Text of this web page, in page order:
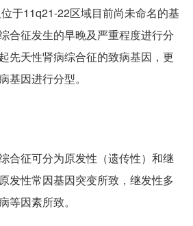
于11q21-22区域目前尚未命名的基
合征发生的早晚及严重程度进行分
先天性肾病综合征的致病基因，更
基因进行分型。
合征可分为原发性（遗传性）和继
发性常因基因突变所致，继发性多
等因素所致。